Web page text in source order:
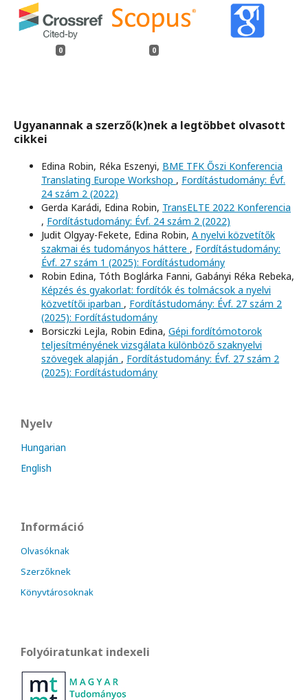
0 0
Ugyanannak a szerző(k)nek a legtöbbet olvasott
cikkei
Edina Robin, Réka Eszenyi, BME TFK Őszi Konferencia
Translating Europe Workshop , Fordítástudomány: Évf.
24 szám 2 (2022)
Gerda Karádi, Edina Robin, TransELTE 2022 Konferencia
, Fordítástudomány: Évf. 24 szám 2 (2022)
Judit Olgyay-Fekete, Edina Robin, A nyelvi közvetítők
szakmai és tudományos háttere , Fordítástudomány:
Évf. 27 szám 1 (2025): Fordítástudomány
Robin Edina, Tóth Boglárka Fanni, Gabányi Réka Rebeka,
Képzés és gyakorlat: fordítók és tolmácsok a nyelvi
közvetítői iparban , Fordítástudomány: Évf. 27 szám 2
(2025): Fordítástudomány
Borsiczki Lejla, Robin Edina, Gépi fordítómotorok
teljesítményének vizsgálata különböző szaknyelvi
szövegek alapján , Fordítástudomány: Évf. 27 szám 2
(2025): Fordítástudomány
Nyelv
Hungarian
English
Információ
Olvasóknak
Szerzőknek
Könyvtárosoknak
Folyóiratunkat indexeli